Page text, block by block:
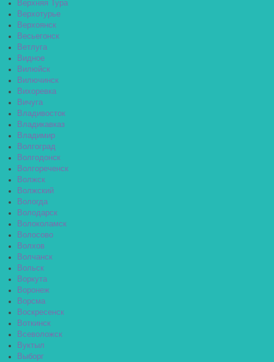
Верхняя Тура
Верхотурье
Верхоянск
Весьегонск
Ветлуга
Видное
Вилюйск
Вилючинск
Вихоревка
Вичуга
Владивосток
Владикавказ
Владимир
Волгоград
Волгодонск
Волгореченск
Волжск
Волжский
Вологда
Володарск
Волоколамск
Волосово
Волхов
Волчанск
Вольск
Воркута
Воронеж
Ворсма
Воскресенск
Воткинск
Всеволожск
Вуктыл
Выборг